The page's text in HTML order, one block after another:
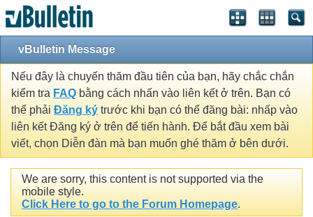
vBulletin Message
Nếu đây là chuyến thăm đầu tiên của bạn, hãy chắc chắn
kiểm tra FAQ bằng cách nhấn vào liên kết ở trên. Bạn có
thể phải Đăng ký trước khi bạn có thể đăng bài: nhấp vào
liên kết Đăng ký ở trên để tiến hành. Để bắt đầu xem bài
viết, chọn Diễn đàn mà bạn muốn ghé thăm ở bên dưới.
We are sorry, this content is not supported via the
mobile style.
Click Here to go to the Forum Homepage.